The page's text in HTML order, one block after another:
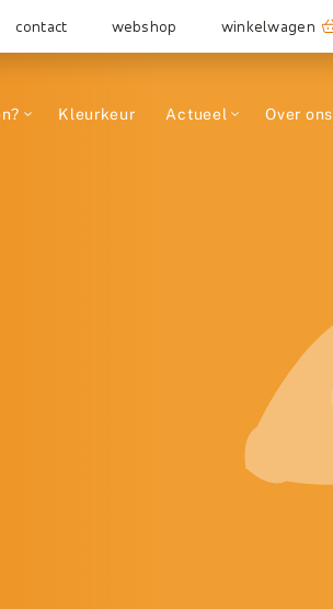
contact webshop winkelwagen
Kleurkeur Actueel Over ons